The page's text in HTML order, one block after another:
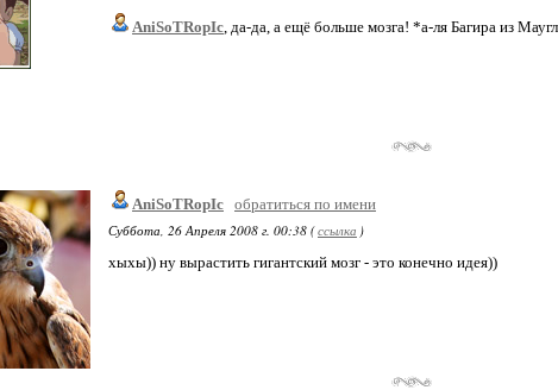
AniSoTRopIc, да-да, а ещё больше мозга! *а-ля Багира из
AniSoTRopIc обратиться по имени
Суббота, 26 Апреля 2008 г. 00:38 (ссылка )
хыхы)) ну вырастить гигантский мозг - это конечно идея))